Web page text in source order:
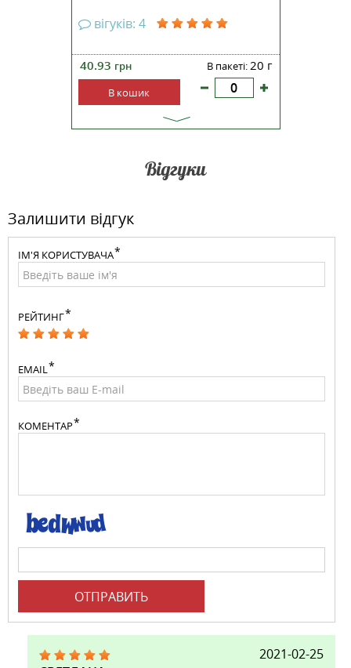
вігуків: 4
40.93 грн В пакеті:20 г
В кошик
Відгуки
Залишити відгук
ІМ'Я КОРИСТУВАЧА
РЕЙТИНГ
EMAIL
КОМЕНТАР
ОТПРАВИТЬ
2021-02-25